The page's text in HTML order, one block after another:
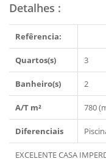
Detalhes :
Refêrencia:
Quartos(s) 3
Banheiro(s) 2
A/T m² 780
Diferenciais
EXCELENTE CASA